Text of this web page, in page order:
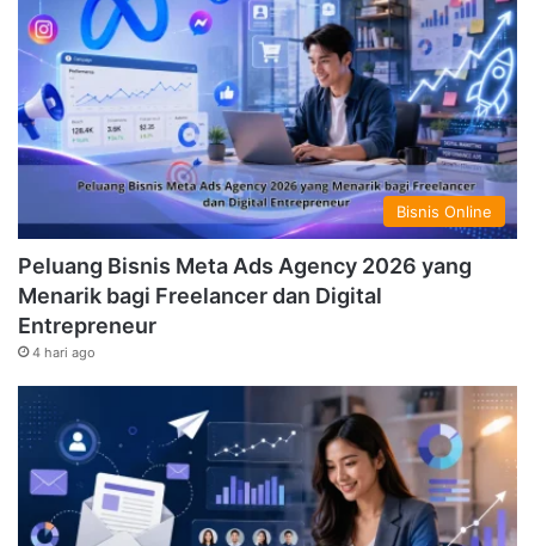
Bisnis Online
Peluang Bisnis Meta Ads Agency 2026 yang
Menarik bagi Freelancer dan Digital
Entrepreneur
4 hari ago